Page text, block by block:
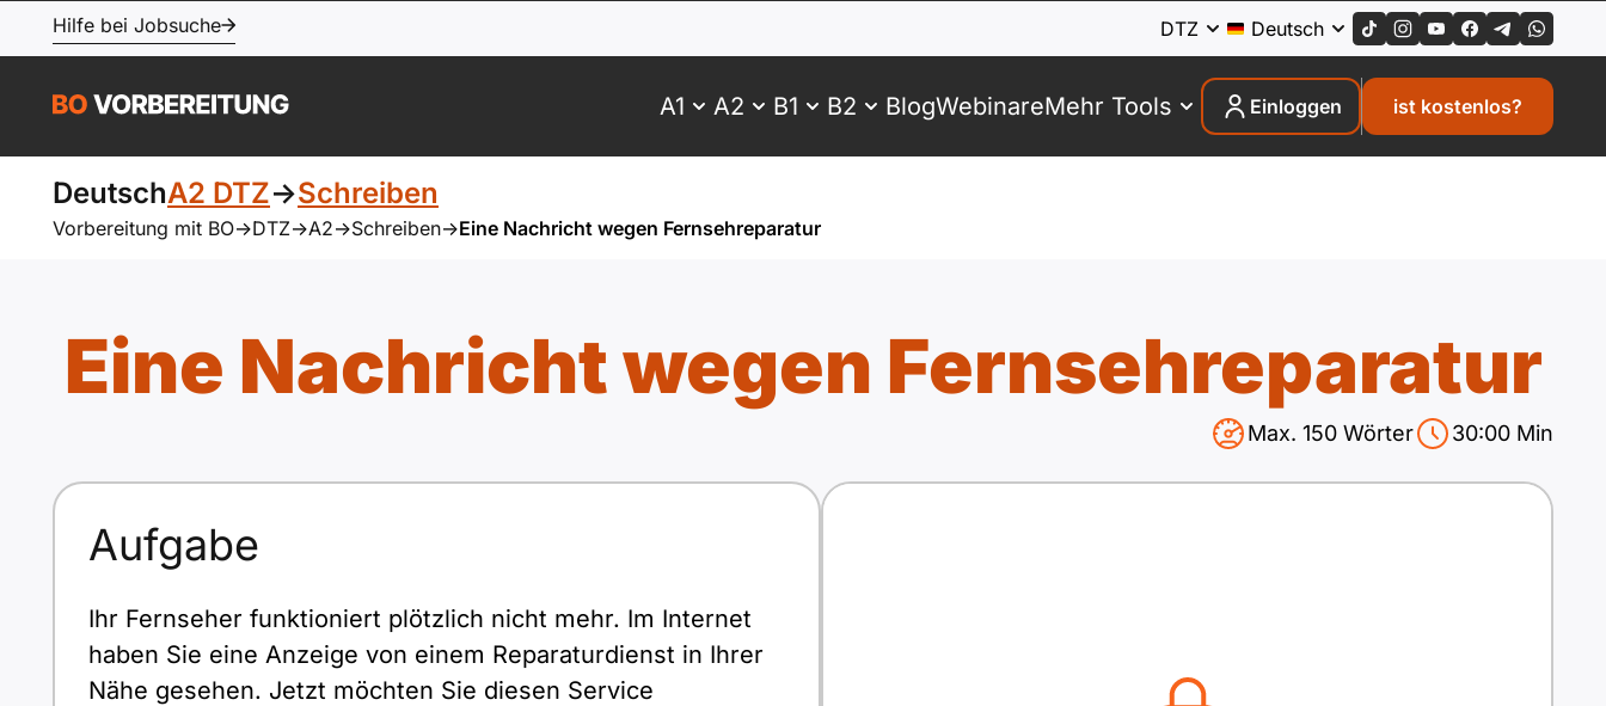
Hilfe bei Jobsuche DTZ Deutsch
A1 A2 B1 B2 BlogWebinareMehr Tools Einloggen ist kostenlos?
DeutschA2 DTZ->Schreiben
Vorbereitung mit BO->DTZ->A2->Schreiben->Eine Nachricht wegen Fernsehreparatur
Eine Nachricht wegen Fernsehreparatur
Aufgabe
Ihr Fernseher funktioniert plötzlich nicht mehr. Im Internet
haben Sie eine Anzeige von einem Reparaturdienst in Ihrer
Nähe gesehen. Jetzt möchten Sie diesen Service
Max. 150 Wörter 30:00 Min